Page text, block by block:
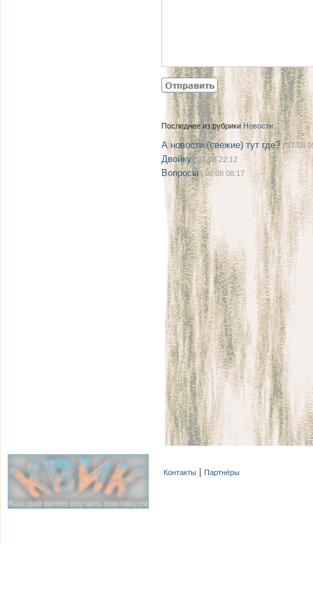
Последнее из рубрикиНовости
А новости (свежие) тут где?| 27.08
Двойку| 21.08 22:12
Вопросы| 08.08 08:17
Контакты Партнёры